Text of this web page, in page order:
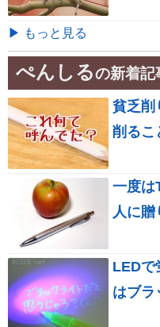
▶ もっと見る
ぺんしるの新着記
貧乏削
削るこ
一度は
人に
LEDで
はブラ